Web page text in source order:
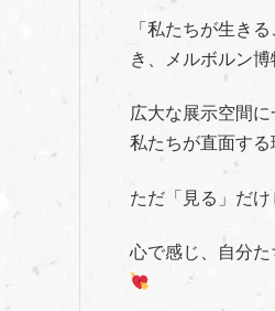
「私たちが生き
き、メルボルン博
広大な展示空間
私たちが直面する
ただ「見る」だけ
心で感じ、自分